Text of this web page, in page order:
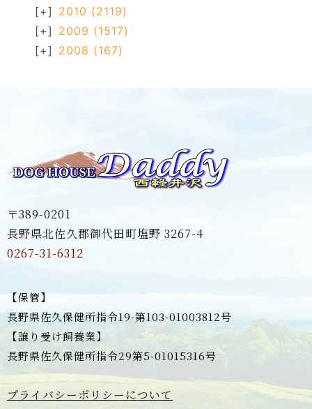
[+] 2010 (2119)
[+] 2009 (1517)
[+] 2008 (167)
〒389-0201
長野県北佐久郡御代田町塩野 3267-4
0267-31-6312
【保管】
長野県佐久保健所指令19-第103-01003812号
【譲り受け飼養業】
長野県佐久保健所指令29第5-01015316号
プライバシーポリシーについて